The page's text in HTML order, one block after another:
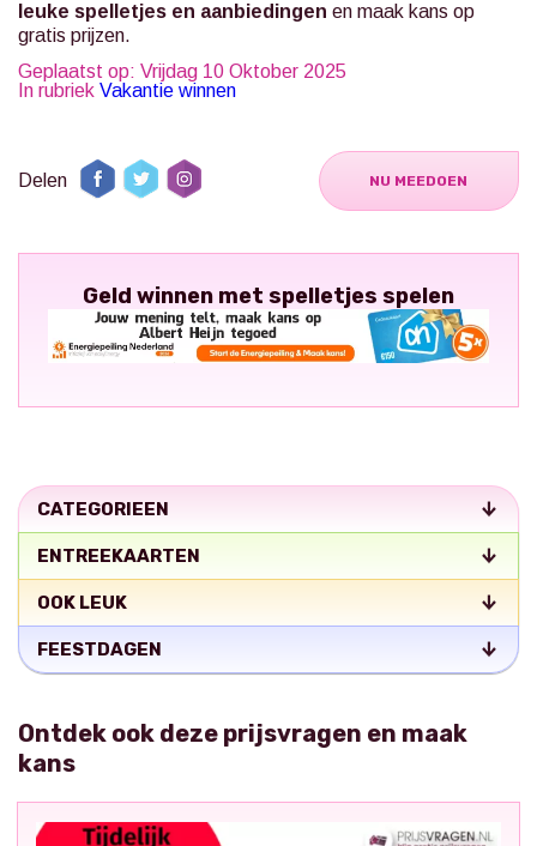
leuke spelletjes en aanbiedingen en maak kans op
gratis prijzen.
Geplaatst op: Vrijdag 10 Oktober 2025
In rubriek Vakantie winnen
Delen NU MEEDOEN
Geld winnen met spelletjes spelen
CATEGORIEEN
ENTREEKAARTEN
OOK LEUK
FEESTDAGEN
Ontdek ook deze prijsvragen en maak
kans